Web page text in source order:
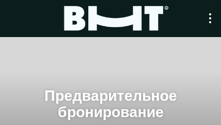
Предварительное
бронирование